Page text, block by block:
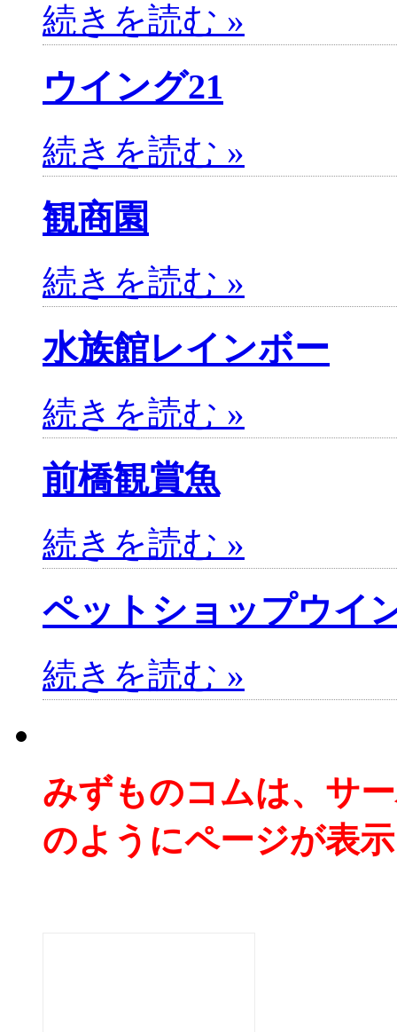
続きを読む »
ウイング21
続きを読む »
観商園
続きを読む »
水族館レインボー
続きを読む »
前橋観賞魚
続きを読む »
ペットショップウイ
続きを読む »
みずものコムは、サ
のようにページが表